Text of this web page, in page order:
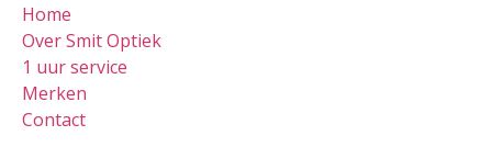
Home
Over Smit Optiek
1 uur service
Merken
Contact